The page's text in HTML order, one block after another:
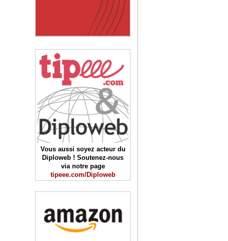
Vous aussi soyez acteur du
Diploweb ! Soutenez-nous
via notre page
tipeee.com/Diploweb